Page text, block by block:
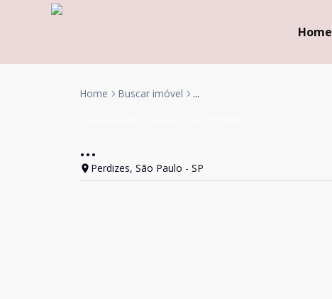
Home
Home Buscar imóvel ...
...
Perdizes, São Paulo - SP